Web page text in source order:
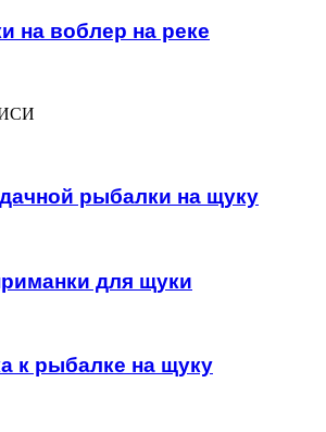
на воблер на реке
рыбалки на щуку
для щуки
к рыбалке на щуку